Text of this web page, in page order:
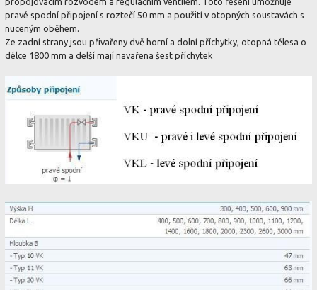
pravé spodní připojení s roztečí 50 mm a použití v otopných soustavách s
nuceným oběhem.
Ze zadní strany jsou přivařeny dvě horní a dolní příchytky, otopná tělesa o
délce 1800 mm a delší mají navařena šest příchytek